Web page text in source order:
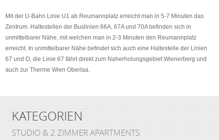
Mit der U-Bahn Linie U1 ab Reumannplatz erreicht man in 5-7 Minuten das
Zentrum. Haltestellen der Buslinien 66A, 67A und 70A befinden sich in
unmittelbarer Nähe, mit welchen man in 2-3 Minuten den Reumannplatz
erreicht. In unmittelbarer Nähe befindet sich auch eine Haltestelle der Linien
67 und O, die Linie 67 fährt direkt zum Naherholungsgebiet Wienerberg und
auch zur Therme Wien Oberlaa.
KATEGORIEN
STUDIO & 2 ZIMMER APARTMENTS